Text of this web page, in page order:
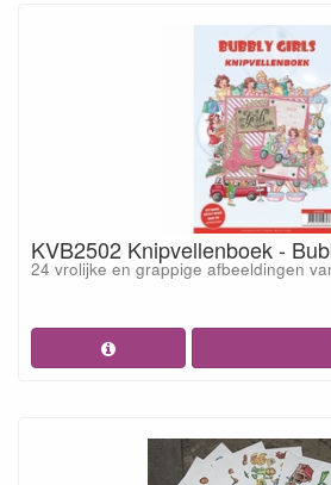
KVB2502 Knipvellenboek -
24 vrolijke en grappige afbeeldingen